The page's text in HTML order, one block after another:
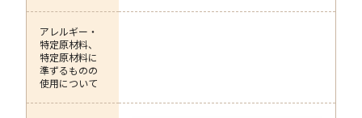
アレルギー・
特定原材料、
特定原材料に
準ずるものの
使用について